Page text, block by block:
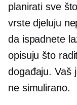
planirati sve
vrste djeluju
da ispadnete
opisuju što
događaju. Vaš
ne simulirano.